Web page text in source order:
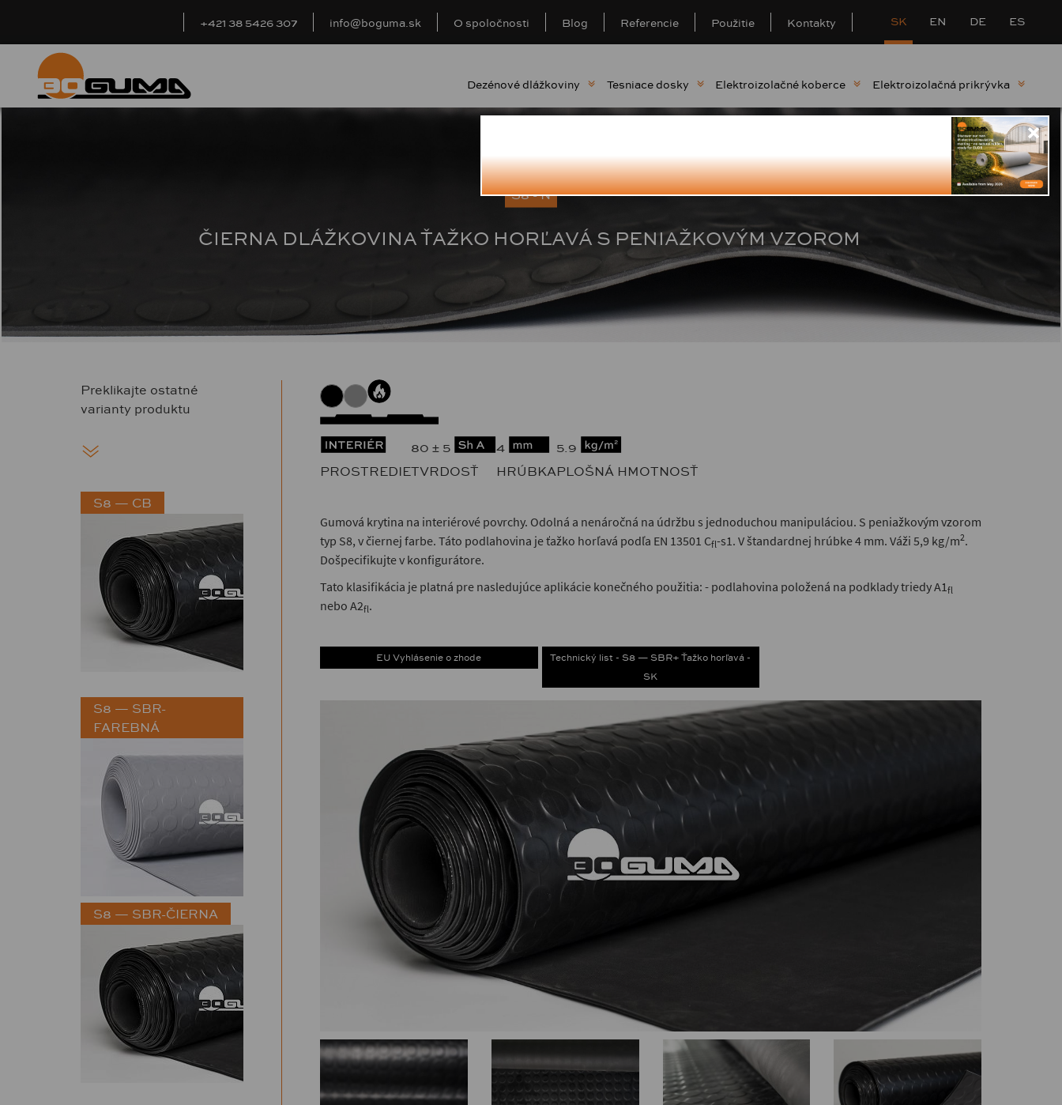
+421 38 5426 307 info@boguma.sk O spoločnosti Blog Referencie Použitie Kontakty SK EN DE ES
Dezénové dlážkoviny Tesniace dosky Elektroizolačné koberce Elektroizolačná prikrývka
S8 - N
ČIERNA DLÁŽKOVINA ŤAŽKO HORĽAVÁ S PENIAŽKOVÝM VZOROM
Preklikajte ostatné
varianty produktu
S8 — CB
S8 — SBR-
FAREBNÁ
S8 — SBR-ČIERNA
PROSTREDIE
80 ± 5
TVRDOSŤ
4
HRÚBKA
5.9
PLOŠNÁ HMOTNOSŤ
Gumová krytina na interiérové povrchy. Odolná a nenáročná na údržbu s jednoduchou manipuláciou. S peniažkovým vzorom
typ S8, v čiernej farbe. Táto podlahovina je ťažko horľavá podľa EN 13501 Cfl-s1. V štandardnej hrúbke 4 mm. Váži 5,9 kg/m2.
Došpecifikujte v konfigurátore.
Tato klasifikácia je platná pre nasledujúce aplikácie konečného použitia: - podlahovina položená na podklady triedy A1fl
nebo A2fl.
EU Vyhlásenie o zhode
Technický list - S8 — SBR+ Ťažko horľavá -
SK